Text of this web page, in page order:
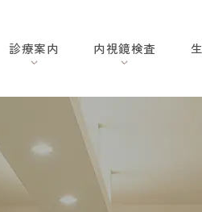
診療案内 内視鏡検査